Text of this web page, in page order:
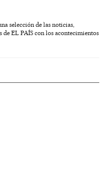
selección de las noticias,
EL PAÍS con los acontecimientos